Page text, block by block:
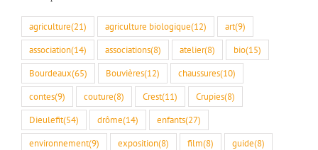
agriculture(21) agriculture biologique(12) art(9)
association(14) associations(8) atelier(8) bio(15)
Bourdeaux(65) Bouvières(12) chaussures(10)
contes(9) couture(8) Crest(11) Crupies(8)
Dieulefit(54) drôme(14) enfants(27)
environnement(9) exposition(8) film(8) guide(8)